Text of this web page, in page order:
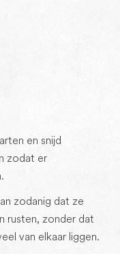
en snijd
zodat er
zodanig dat ze
rusten, zonder dat
van elkaar liggen.